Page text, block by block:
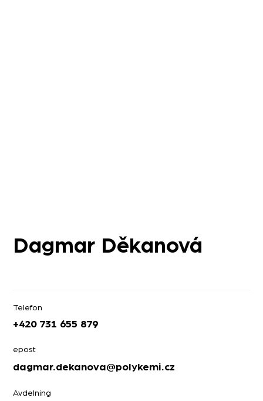
Dagmar Děkanová
Telefon
+420 731 655 879
epost
dagmar.dekanova@polykemi.cz
Avdelning